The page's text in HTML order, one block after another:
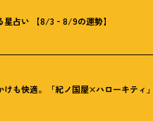
星占い 【8/3‐8/9の運勢】
けも快適。「紀ノ国屋×ハローキティ